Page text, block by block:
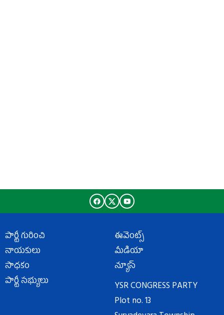
పార్టీ గురించి
నాయకులు
సాధకం
పార్టీ సభ్యులు
ఈవెంట్స్
మీడియా
న్యూస్
YSR CONGRESS PARTY
Plot no. 13